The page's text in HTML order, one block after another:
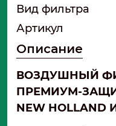
Вид фильтра
Артикул
Описание
ВОЗДУШНЫЙ
ПРЕМИУМ-
NEW